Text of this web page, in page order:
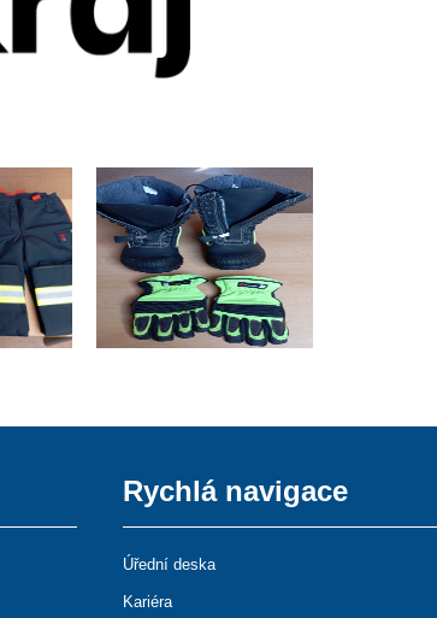
Rychlá navigace
Úřední deska
Kariéra